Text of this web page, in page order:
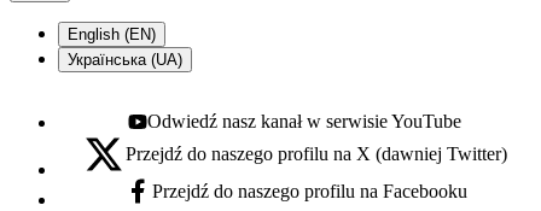
English (EN)
Українська (UA)
Youtube - otwiera się w nowej karcie
Odwiedź nasz kanał w serwisie YouTube
X - otwiera się w nowej karcie
Przejdź do naszego profilu na X (dawniej Twitter)
Facebook - otwiera się w nowej karcie
Przejdź do naszego profilu na Facebooku